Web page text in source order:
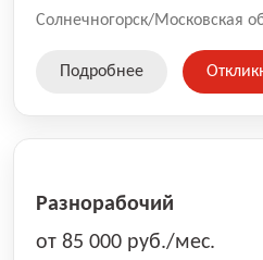
гибридно-модульного
Солнечногорск/Московская
Подробнее
Разнорабочий
от 85 000 руб./мес.